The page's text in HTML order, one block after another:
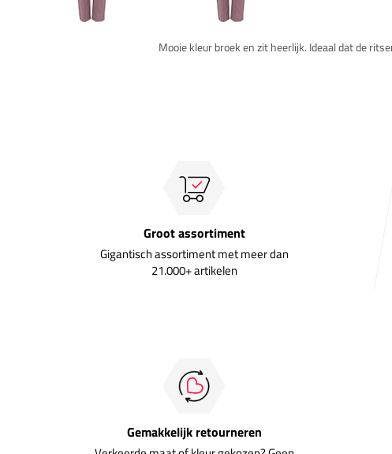
Mooie kleur broek en zit heerlijk. Ideaal dat de
Groot assortiment
Gigantisch assortiment met meer dan
21.000+ artikelen
Gemakkelijk retourneren